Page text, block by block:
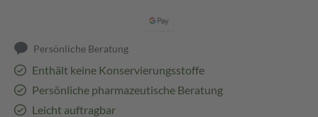
Persönliche Beratung
Enthält keine Konservierungsstoffe
Persönliche pharmazeutische Beratung
Leicht auftragbar